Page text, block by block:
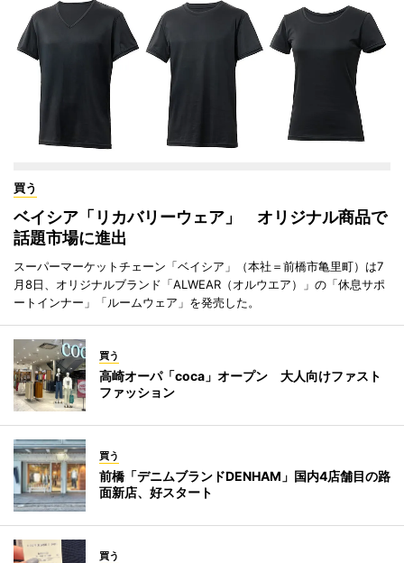
買う
ベイシア「リカバリーウェア」 オリジナル商品で
話題市場に進出
スーパーマーケットチェーン「ベイシア」（本社＝前橋市亀里町）は7
月8日、オリジナルブランド「ALWEAR（オルウエア）」の「休息サポ
ートインナー」「ルームウェア」を発売した。
買う
高崎オーパ「coca」オープン 大人向けファスト
ファッション
買う
前橋「デニムブランドDENHAM」国内4店舗目の路
面新店、好スタート
買う